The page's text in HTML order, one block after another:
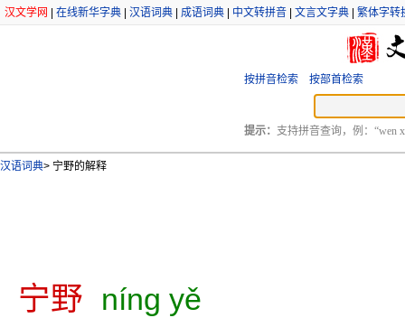
汉文学网 在线新华字典 汉语词典 成语词典 中文转拼音 文言文字典 繁体字转
按拼音检索 按部首检索
提示： 支持拼音查询，例：“wen
汉语词典> 宁野的解释
宁野 níng yě